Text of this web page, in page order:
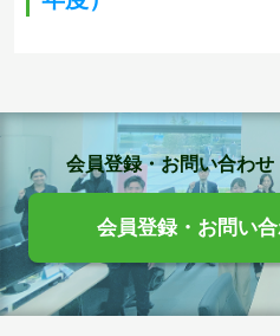
会員登録・お問い合わ
会員登録・お問い